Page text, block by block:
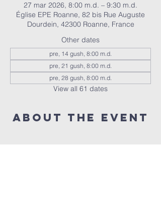
27 mar 2026, 8:00 m.d. – 9:30 m.d.
Église EPE Roanne, 82 bis Rue Auguste
Dourdein, 42300 Roanne, France
Other dates
pre, 14 gush, 8:00 m.d.
pre, 21 gush, 8:00 m.d.
pre, 28 gush, 8:00 m.d.
View all 61 dates
About the event